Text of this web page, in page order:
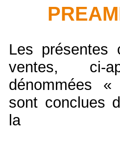
Les présentes
ventes, ci-
dénommées
sont conclues
la